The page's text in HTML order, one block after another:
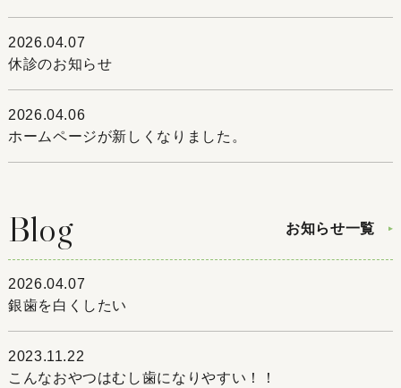
2026.04.07
休診のお知らせ
2026.04.06
ホームページが新しくなりました。
Blog お知らせ一覧
2026.04.07
銀歯を白くしたい
2023.11.22
こんなおやつはむし歯になりやすい！！